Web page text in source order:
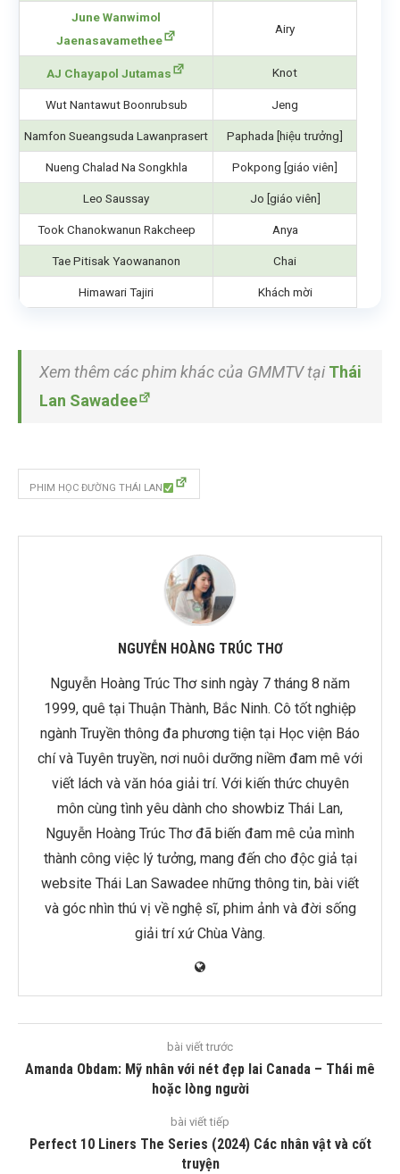
June Wanwimol
Jaenasavamethee
Airy
AJ Chayapol Jutamas Knot
Wut Nantawut Boonrubsub Jeng
Namfon Sueangsuda Lawanprasert Paphada [hiệu trưởng]
Nueng Chalad Na Songkhla Pokpong [giáo viên]
Leo Saussay Jo [giáo viên]
Took Chanokwanun Rakcheep Anya
Tae Pitisak Yaowananon Chai
Himawari Tajiri Khách mời
Xem thêm các phim khác của GMMTV tại Thái
Lan Sawadee
PHIM HỌC ĐƯỜNG THÁI LAN
NGUYỄN HOÀNG TRÚC THƠ
Nguyễn Hoàng Trúc Thơ sinh ngày 7 tháng 8 năm
1999, quê tại Thuận Thành, Bắc Ninh. Cô tốt nghiệp
ngành Truyền thông đa phương tiện tại Học viện Báo
chí và Tuyên truyền, nơi nuôi dưỡng niềm đam mê với
viết lách và văn hóa giải trí. Với kiến thức chuyên
môn cùng tình yêu dành cho showbiz Thái Lan,
Nguyễn Hoàng Trúc Thơ đã biến đam mê của mình
thành công việc lý tưởng, mang đến cho độc giả tại
website Thái Lan Sawadee những thông tin, bài viết
và góc nhìn thú vị về nghệ sĩ, phim ảnh và đời sống
giải trí xứ Chùa Vàng.
bài viết trước
Amanda Obdam: Mỹ nhân với nét đẹp lai Canada – Thái mê
hoặc lòng người
bài viết tiếp
Perfect 10 Liners The Series (2024) Các nhân vật và cốt
truyện